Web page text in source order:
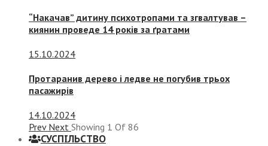
“Накачав” дитину психотропами та згвалтував –
киянин проведе 14 років за ґратами
15.10.2024
Протаранив дерево і ледве не погубив трьох
пасажирів
14.10.2024
Prev Next Showing 1 Of 86
СУСПIЛЬСТВО